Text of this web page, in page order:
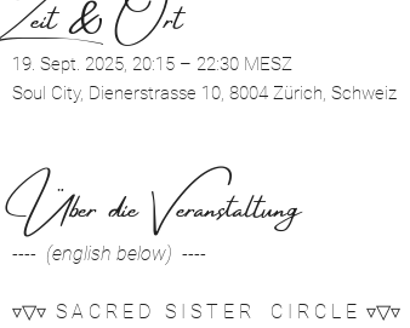
19. Sept. 2025, 20:15 – 22:30 MESZ
Soul City, Dienerstrasse 10, 8004 Zürich, Schweiz
Über die Veranstaltung
----  (english below)  ----
▿▽▿  S A C R E D   S I S T E R    C I R C L E  ▿▽▿